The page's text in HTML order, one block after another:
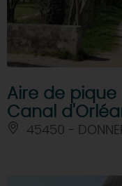
Aire de
Canal
45450 -